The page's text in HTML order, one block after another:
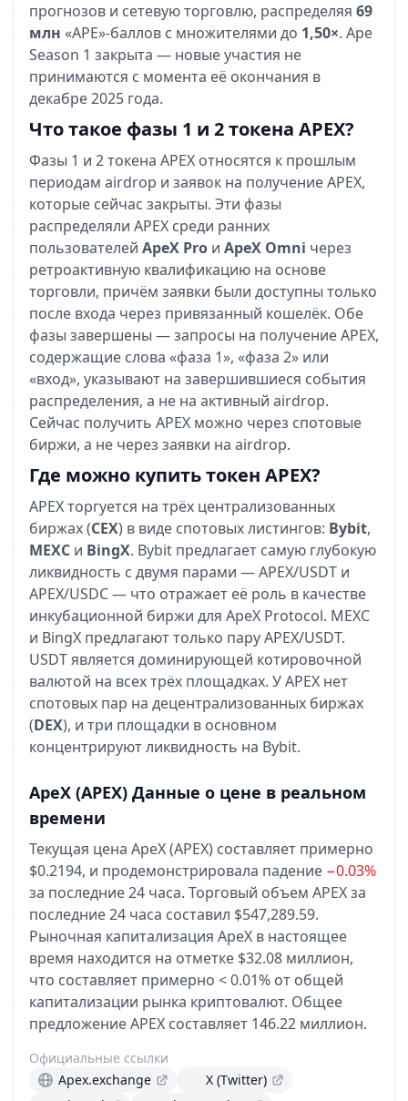
прогнозов и сетевую торговлю, распределяя 69
млн «APE»-баллов с множителями до 1,50×. Ape
Season 1 закрыта — новые участия не
принимаются с момента её окончания в
декабре 2025 года.
Что такое фазы 1 и 2 токена APEX?
Фазы 1 и 2 токена APEX относятся к прошлым
периодам аirdrop и заявок на получение APEX,
которые сейчас закрыты. Эти фазы
распределяли APEX среди ранних
пользователей ApeX Pro и ApeX Omni через
ретроактивную квалификацию на основе
торговли, причём заявки были доступны только
после входа через привязанный кошелёк. Обе
фазы завершены — запросы на получение APEX,
содержащие слова «фаза 1», «фаза 2» или
«вход», указывают на завершившиеся события
распределения, а не на активный аirdrop.
Сейчас получить APEX можно через спотовые
биржи, а не через заявки на аirdrop.
Где можно купить токен APEX?
APEX торгуется на трёх централизованных
биржах (CEX) в виде спотовых листингов: Bybit,
MEXC и BingX. Bybit предлагает самую глубокую
ликвидность с двумя парами — APEX/USDT и
APEX/USDC — что отражает её роль в качестве
инкубационной биржи для ApeX Protocol. MEXC
и BingX предлагают только пару APEX/USDT.
USDT является доминирующей котировочной
валютой на всех трёх площадках. У APEX нет
спотовых пар на децентрализованных биржах
(DEX), и три площадки в основном
концентрируют ликвидность на Bybit.
ApeX (APEX) Данные о цене в реальном
времени
Текущая цена ApeX (APEX) составляет примерно
$0.2194, и продемонстрировала падение −0.03%
за последние 24 часа. Торговый объем APEX за
последние 24 часа составил $547,289.59.
Рыночная капитализация ApeX в настоящее
время находится на отметке $32.08 миллион,
что составляет примерно < 0.01% от общей
капитализации рынка криптовалют. Общее
предложение APEX составляет 146.22 миллион.
Официальные ссылки
Apex.exchange
X (Twitter)